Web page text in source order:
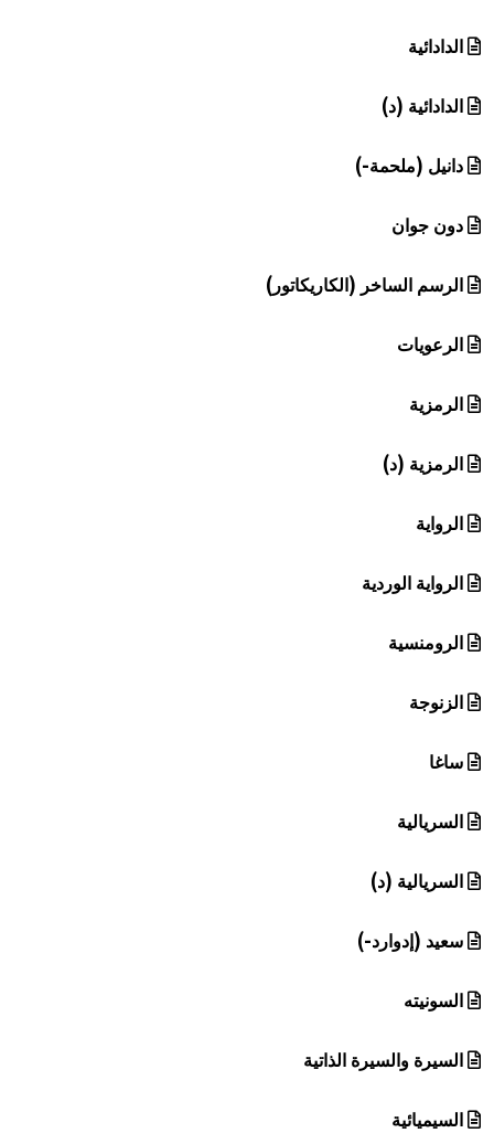
الدادائية
الدادائية (د)
دانيل (ملحمة-)
دون جوان
الرسم الساخر (الكاريكاتور)
الرعويات
الرمزية
الرمزية (د)
الرواية
الرواية الوردية
الرومنسية
الزنوجة
ساغا
السريالية
السريالية (د)
سعيد (إدوارد-)
السونيته
السيرة والسيرة الذاتية
السيميائية